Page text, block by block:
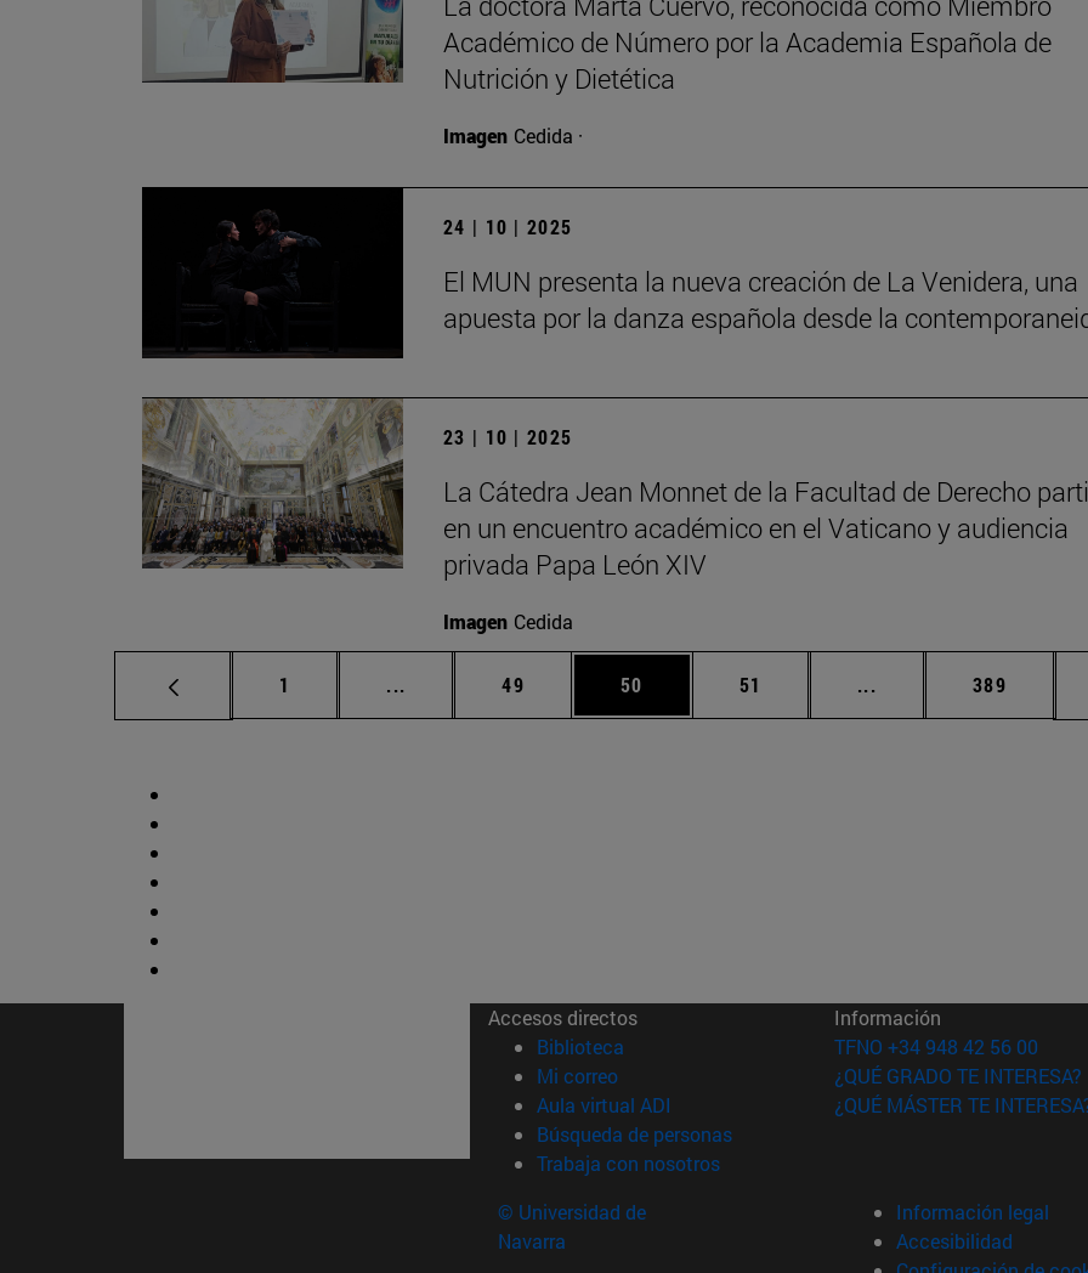
Académico de Número por la Academia Española de
Nutrición y Dietética
Imagen Cedida ·
24 | 10 | 2025
El MUN presenta la nueva creación de La Venidera, una
apuesta por la danza española desde la
23 | 10 | 2025
La Cátedra Jean Monnet de la Facultad de Derecho
en un encuentro académico en el Vaticano y audiencia
privada Papa León XIV
Imagen Cedida
Página
1 ... Páginas intermedias Use TAB para desplazarse.
Página
49 Página
50 Página
51 ... Páginas intermedias
Página
389
Accesos directos
Biblioteca (abre en nueva ventana)
Mi correo(abre en nueva ventana)
Aula virtual ADI (abre en nueva ventana)
Búsqueda de personas(abre en nueva ventana)
Trabaja con nosotros(abre en nueva ventana)
Información
TFNO +34 948 42 56 00
¿QUÉ GRADO TE INTERESA?
¿QUÉ MÁSTER TE
© Universidad de
Navarra
Información legal
Accesibilidad